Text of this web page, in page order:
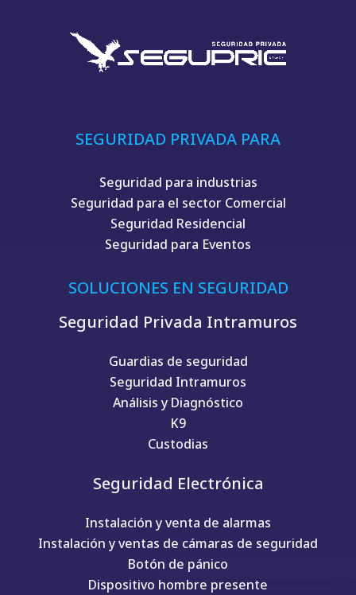
SEGURIDAD PRIVADA PARA
Seguridad para industrias
Seguridad para el sector Comercial
Seguridad Residencial
Seguridad para Eventos
SOLUCIONES EN SEGURIDAD
Seguridad Privada Intramuros
Guardias de seguridad
Seguridad Intramuros
Análisis y Diagnóstico
K9
Custodias
Seguridad Electrónica
Instalación y venta de alarmas
Instalación y ventas de cámaras de seguridad
Botón de pánico
Dispositivo hombre presente